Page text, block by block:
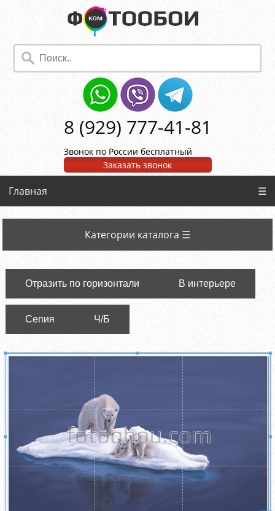
8 (929) 777-41-81
Звонок по России бесплатный
Заказать звонок
Главная ☰
Категории каталога ☰
Отразить по горизонтали В интерьере
Сепия Ч/Б